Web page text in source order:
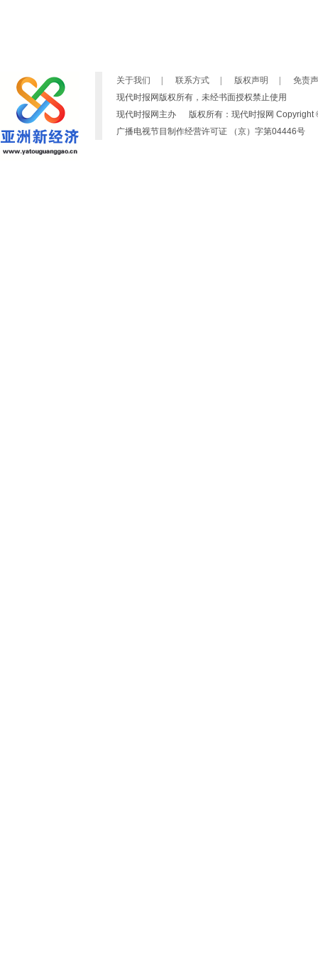
关于我们 联系方式 版权声明
免责
现代时报网版权所有，未经书面授权禁止使用
现代时报网主办 版权所有：现代时报网 Copyright
广播电视节目制作经营许可证 （京）字第04446